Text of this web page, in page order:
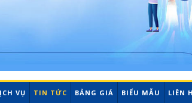
VỤ TIN TỨC BẢNG GIÁ BIỂU MẪU LIÊN